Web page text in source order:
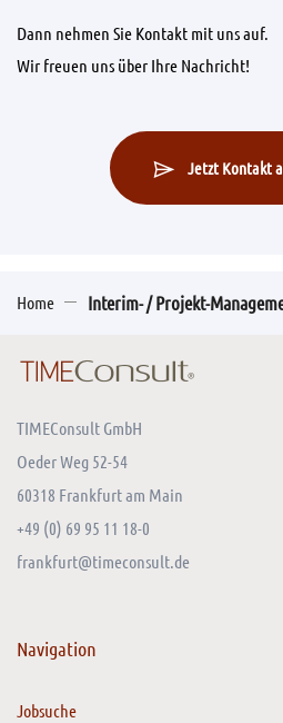
Dann nehmen Sie Kontakt mit uns auf.
Wir freuen uns über Ihre Nachricht!
Jetzt Kontakt
Home Interim- / Projekt-
TIMEConsult GmbH
Oeder Weg 52-54
60318 Frankfurt am Main
+49 (0) 69 95 11 18-0
frankfurt@timeconsult.de
Navigation
Jobsuche